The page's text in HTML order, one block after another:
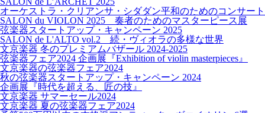
オーケストラ・クリアンサ・シダダン平和のためのコンサート
SALON du VIOLON 2025 奏者のためのマスターピース展
弦楽器スタートアップ・キャンペーン 2025
SALON de L'ALTO vol.2 続・ヴィオラの多様な世界
文京楽器 冬のプレミアムバザール 2024-2025
弦楽器フェア2024 企画展『Exhibition of violin masterpieces』
文京楽器の弦楽器フェア2024
秋の弦楽器スタートアップ・キャンペーン 2024
企画展『時代を超える、匠の技』
文京楽器 サマーセール2024
文京楽器 夏の弦楽器フェア2024